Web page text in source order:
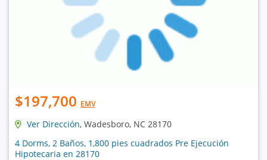
$197,700 EMV
Ver Dirección, Wadesboro, NC 28170
4 Dorms, 2 Baños, 1,800 pies cuadrados Pre Ejecución
Hipotecaria en 28170